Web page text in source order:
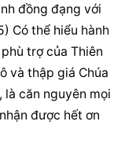
đồng đạng với
Có thể hiểu hành
phù trợ của Thiên
và thập giá Chúa
là căn nguyên mọi
được hết ơn